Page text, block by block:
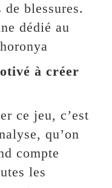
blessures.
dédié au
à créer
ce jeu, c’est
qu’on
compte
les